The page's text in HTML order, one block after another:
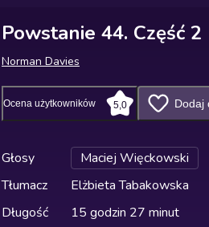
Powstanie 44. Część 2
Norman Davies
Ocena użytkowników 5,0 Dodaj
Głosy
Maciej Więckowski
Tłumacz
Elżbieta Tabakowska
Długość
15 godzin 27 minut